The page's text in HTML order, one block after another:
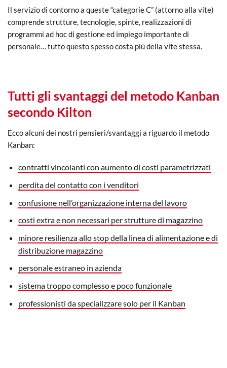
Il servizio di contorno a queste “categorie C” (attorno alla vite)
comprende strutture, tecnologie, spinte, realizzazioni di
programmi ad hoc di gestione ed impiego importante di
personale… tutto questo spesso costa più della vite stessa.
Tutti gli svantaggi del metodo Kanban
secondo Kilton
Ecco alcuni dei nostri pensieri/svantaggi a riguardo il metodo
Kanban:
contratti vincolanti con aumento di costi parametrizzati
perdita del contatto con i venditori
confusione nell’organizzazione interna del lavoro
costi extra e non necessari per strutture di magazzino
minore resilienza allo stop della linea di alimentazione e di
distribuzione magazzino
personale estraneo in azienda
sistema troppo complesso e poco funzionale
professionisti da specializzare solo per il Kanban